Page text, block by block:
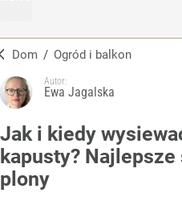
Dom / Ogród i balkon
Autor:
Ewa Jagalska
Jak i kiedy
kapusty?
plony